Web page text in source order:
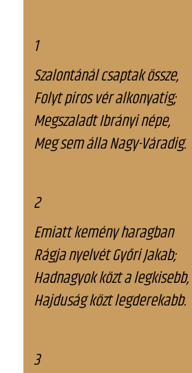
1
Szalontánál csaptak össze,
Folyt piros vér alkonyatig;
Megszaladt Ibrányi népe,
Meg sem álla Nagy-Váradig.
2
Emiatt kemény haragban
Rágja nyelvét Győri Jakab;
Hadnagyok közt a legkisebb,
Hajduság közt legderekabb.
3